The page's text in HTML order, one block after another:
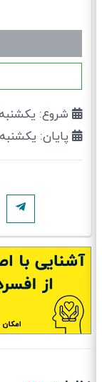
شروع: یکشنبه ۱۴۰۴/۰۸/۲۵ ساعت ۱۰:۰۰
پایان: یکشنبه ۱۴۰۴/۰۸/۲۵ ساعت ۱۳:۰۰